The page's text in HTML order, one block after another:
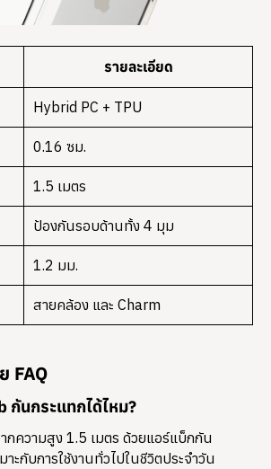
รายละเอียด
Hybrid PC + TPU
0.16 ซม.
1.5 เมตร
ป้องกันรอบด้านทั้ง 4 มุม
1.2 มม.
สายคล้อง และ Charm
FAQ
กันกระแทกได้ไหม?
กความสูง 1.5 เมตร ด้วยแอร์แบ็กกัน
ะกับการใช้งานทั่วไปในชีวิตประจำวัน